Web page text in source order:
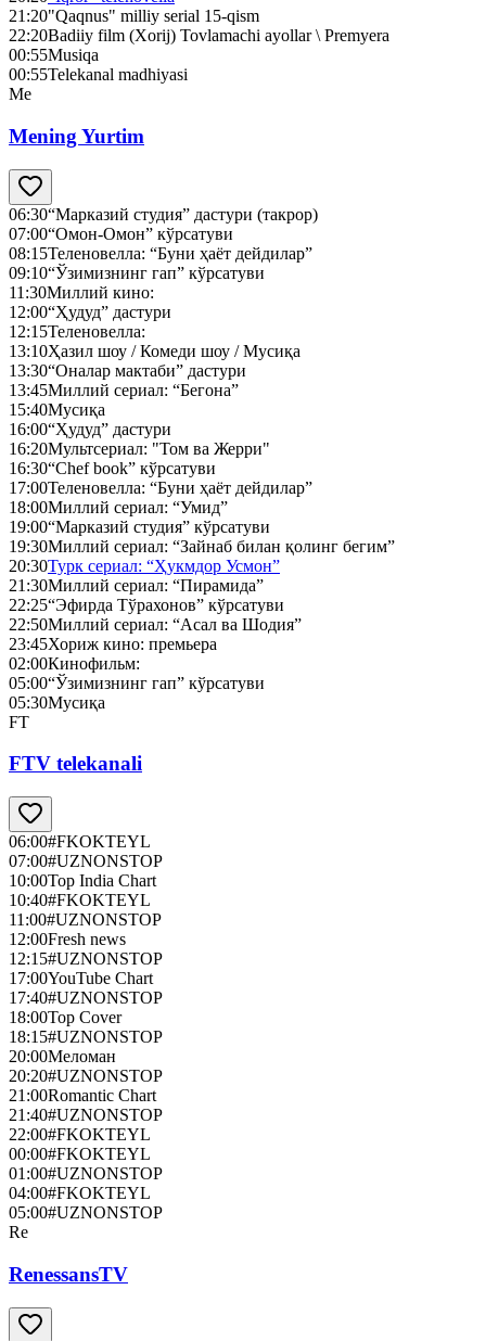
21:20"Qaqnus" milliy serial 15-qism
22:20Badiiy film (Xorij) Tovlamachi ayollar \ Premyera
00:55Musiqa
00:55Telekanal madhiyasi
Me
Mening Yurtim
06:30“Марказий студия” дастури (такрор)
07:00“Омон-Омон” кўрсатуви
08:15Теленовелла: “Буни ҳаёт дейдилар”
09:10“Ўзимизнинг гап” кўрсатуви
11:30Миллий кино:
12:00“Ҳудуд” дастури
12:15Теленовелла:
13:10Ҳазил шоу / Комеди шоу / Мусиқа
13:30“Оналар мактаби” дастури
13:45Миллий сериал: “Бегона”
15:40Мусиқа
16:00“Ҳудуд” дастури
16:20Мультсериал: "Том ва Жерри"
16:30“Chef book” кўрсатуви
17:00Теленовелла: “Буни ҳаёт дейдилар”
18:00Миллий сериал: “Умид”
19:00“Марказий студия” кўрсатуви
19:30Миллий сериал: “Зайнаб билан қолинг бегим”
20:30Турк сериал: “Ҳукмдор Усмон”
21:30Миллий сериал: “Пирамида”
22:25“Эфирда Тўрахонов” кўрсатуви
22:50Миллий сериал: “Асал ва Шодия”
23:45Хориж кино: премьера
02:00Кинофильм:
05:00“Ўзимизнинг гап” кўрсатуви
05:30Мусиқа
FT
FTV telekanali
06:00#FKOKTEYL
07:00#UZNONSTOP
10:00Top India Chart
10:40#FKOKTEYL
11:00#UZNONSTOP
12:00Fresh news
12:15#UZNONSTOP
17:00YouTube Chart
17:40#UZNONSTOP
18:00Top Cover
18:15#UZNONSTOP
20:00Меломан
20:20#UZNONSTOP
21:00Romantic Chart
21:40#UZNONSTOP
22:00#FKOKTEYL
00:00#FKOKTEYL
01:00#UZNONSTOP
04:00#FKOKTEYL
05:00#UZNONSTOP
Re
RenessansTV